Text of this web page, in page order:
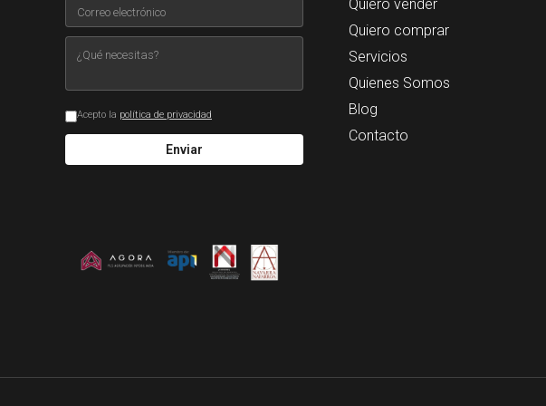
Acepto la política de privacidad
Enviar
Quiero vender
Quiero comprar
Servicios
Quienes Somos
Blog
Contacto